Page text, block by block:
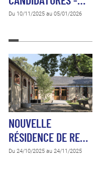
Du 10/11/2025 au 05/01/2026
NOUVELLE
RÉSIDENCE DE RE…
Du 24/10/2025 au 24/11/2025